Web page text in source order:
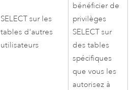
SELECT sur les
tables d'autres
utilisateurs
bénéficier de
privilèges
SELECT sur
des tables
spécifiques
que vous les
autorisez à